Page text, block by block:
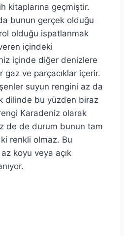
kitaplarına geçmiştir.
bunun gerçek olduğu
olduğu ispatlanmak
içindeki
içinde diğer denizlere
ve parçacıklar içerir.
suyun rengini az da
dilinde bu yüzden biraz
Karadeniz olarak
de de durum bunun tam
renkli olmaz. Bu
koyu veya açık